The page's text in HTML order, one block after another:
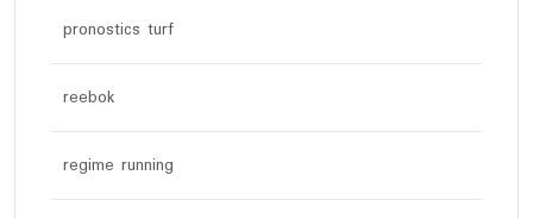
pronostics turf
reebok
regime running